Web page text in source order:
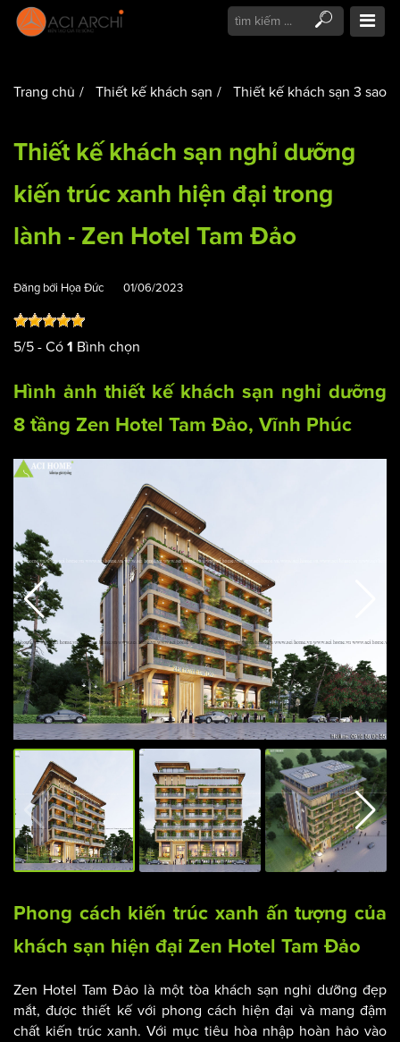
Trang chủ Thiết kế khách sạn Thiết kế khách sạn 3 sao
Thiết kế khách sạn nghỉ dưỡng
kiến trúc xanh hiện đại trong
lành - Zen Hotel Tam Đảo
Đăng bởi Họa Đức 01/06/2023
5/5 - Có 1 Bình chọn
Hình ảnh thiết kế khách sạn nghỉ dưỡng
8 tầng Zen Hotel Tam Đảo, Vĩnh Phúc
Phong cách kiến trúc xanh ấn tượng của
khách sạn hiện đại Zen Hotel Tam Đảo
Zen Hotel Tam Đảo là một tòa khách sạn nghỉ dưỡng đẹp
mắt, được thiết kế với phong cách hiện đại và mang đậm
chất kiến trúc xanh. Với mục tiêu hòa nhập hoàn hảo vào